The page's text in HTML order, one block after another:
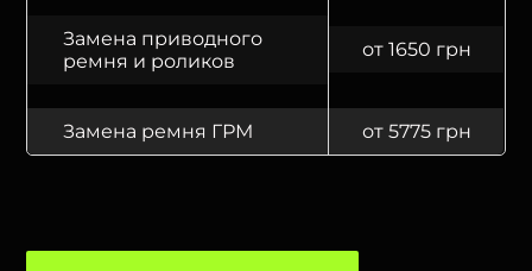
Замена приводного
ремня и роликов
от 1650 грн
Замена ремня ГРМ от 5775 грн